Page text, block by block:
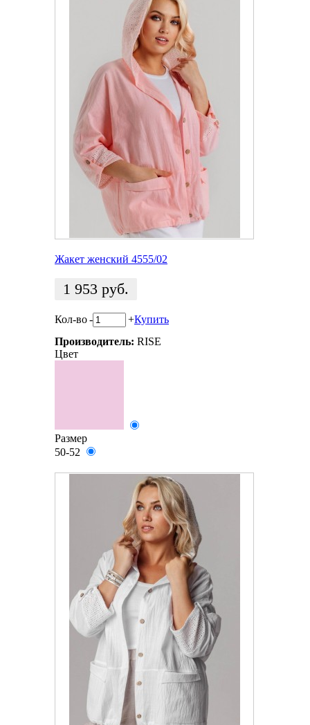
Жакет женский 4555/02
1 953 руб.
Кол-во- +Купить
Производитель: RISE
Цвет
Размер
50-52